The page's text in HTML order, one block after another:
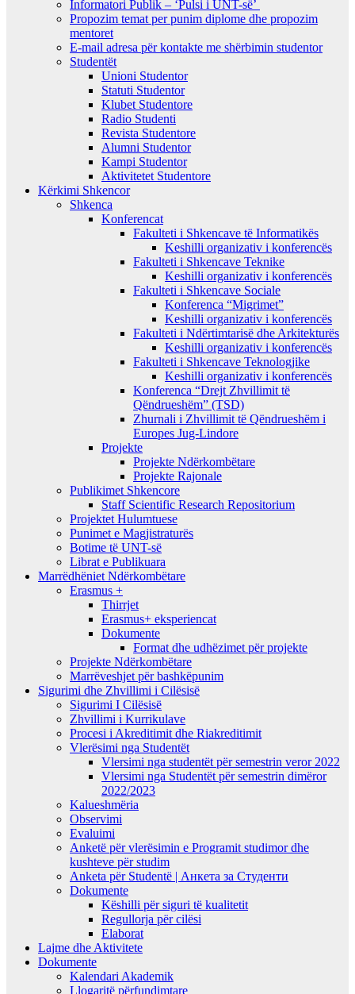
Informatori Publik – ‘Pulsi i UNT-së’
Propozim temat per punim diplome dhe propozim
mentoret
E-mail adresa për kontakte me shërbimin studentor
Studentët
Unioni Studentor
Statuti Studentor
Klubet Studentore
Radio Studenti
Revista Studentore
Alumni Studentor
Kampi Studentor
Aktivitetet Studentore
Kërkimi Shkencor
Shkenca
Konferencat
Fakulteti i Shkencave të Informatikës
Keshilli organizativ i konferencës
Fakulteti i Shkencave Teknike
Keshilli organizativ i konferencës
Fakulteti i Shkencave Sociale
Konferenca “Migrimet”
Keshilli organizativ i konferencës
Fakulteti i Ndërtimtarisë dhe Arkitekturës
Keshilli organizativ i konferencës
Fakulteti i Shkencave Teknologjike
Keshilli organizativ i konferencës
Konferenca “Drejt Zhvillimit të
Qëndrueshëm” (TSD)
Zhurnali i Zhvillimit të Qëndrueshëm i
Europes Jug-Lindore
Projekte
Projekte Ndërkombëtare
Projekte Rajonale
Publikimet Shkencore
Staff Scientific Research Repositorium
Projektet Hulumtuese
Punimet e Magjistraturës
Botime të UNT-së
Librat e Publikuara
Marrëdhëniet Ndërkombëtare
Erasmus +
Thirrjet
Erasmus+ eksperiencat
Dokumente
Format dhe udhëzimet për projekte
Projekte Ndërkombëtare
Marrëveshjet për bashkëpunim
Sigurimi dhe Zhvillimi i Cilësisë
Sigurimi I Cilësisë
Zhvillimi i Kurrikulave
Procesi i Akreditimit dhe Riakreditimit
Vlerësimi nga Studentët
Vlersimi nga studentët për semestrin veror 2022
Vlersimi nga Studentët për semestrin dimëror
2022/2023
Kalueshmëria
Observimi
Evaluimi
Anketë për vlerësimin e Programit studimor dhe
kushteve për studim
Anketa për Studentë | Анкета за Студенти
Dokumente
Këshilli për siguri të kualitetit
Regullorja për cilësi
Elaborat
Lajme dhe Aktivitete
Dokumente
Kalendari Akademik
Llogaritë përfundimtare